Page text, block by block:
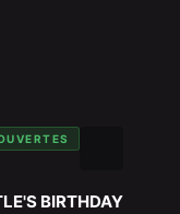
BIRTHDAY